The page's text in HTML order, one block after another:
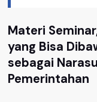
Materi
yang Bisa
sebagai
Pemerintahan